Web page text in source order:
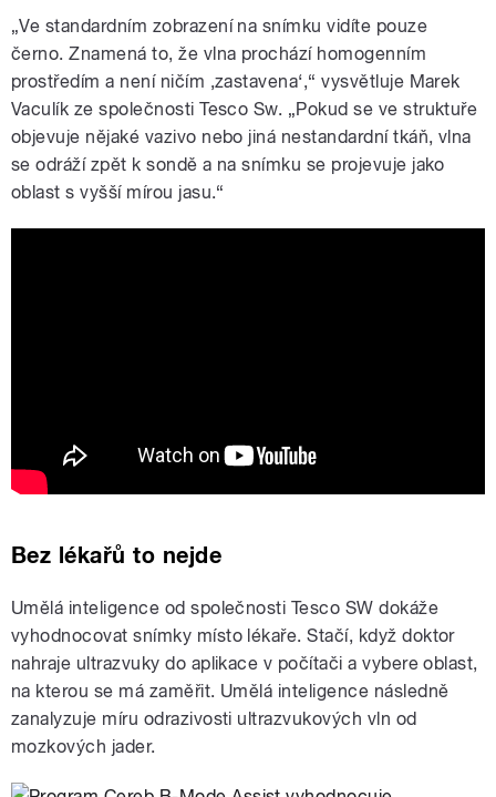
„Ve standardním zobrazení na snímku vidíte pouze
černo. Znamená to, že vlna prochází homogenním
prostředím a není ničím ‚zastavena‘,“ vysvětluje Marek
Vaculík ze společnosti Tesco Sw. „Pokud se ve struktuře
objevuje nějaké vazivo nebo jiná nestandardní tkáň, vlna
se odráží zpět k sondě a na snímku se projevuje jako
oblast s vyšší mírou jasu.“
Bez lékařů to nejde
Umělá inteligence od společnosti Tesco SW dokáže
vyhodnocovat snímky místo lékaře. Stačí, když doktor
nahraje ultrazvuky do aplikace v počítači a vybere oblast,
na kterou se má zaměřit. Umělá inteligence následně
zanalyzuje míru odrazivosti ultrazvukových vln od
mozkových jader.